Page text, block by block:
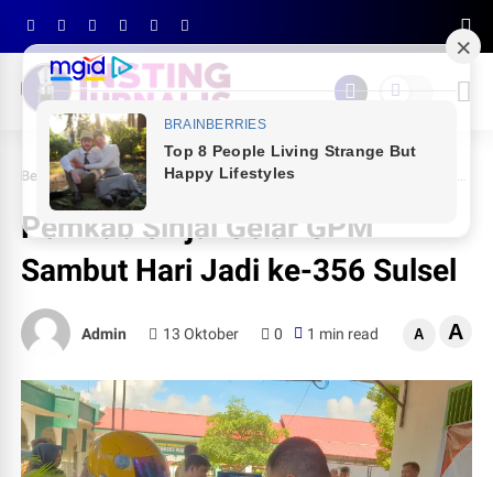
Beranda PEMDA SINJAI Pemkab Sinjai Gelar GPM Sambut Hari Jadi ke-356 Sulsel
Pemkab Sinjai Gelar GPM
Sambut Hari Jadi ke-356 Sulsel
Admin 13 Oktober 0 1 min read A A